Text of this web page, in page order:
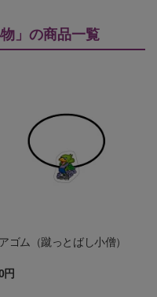
」の商品一覧
ゴム（蹴っとばし小僧）
円